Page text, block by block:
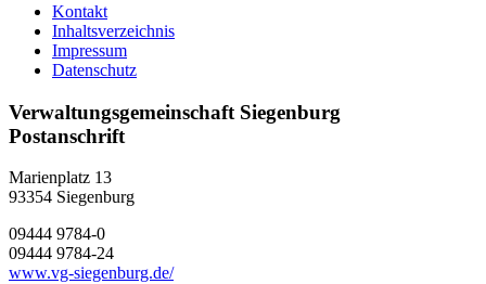
Kontakt
Inhaltsverzeichnis
Impressum
Datenschutz
Verwaltungsgemeinschaft Siegenburg
Postanschrift
Marienplatz 13
93354 Siegenburg
09444 9784-0
09444 9784-24
www.vg-siegenburg.de/